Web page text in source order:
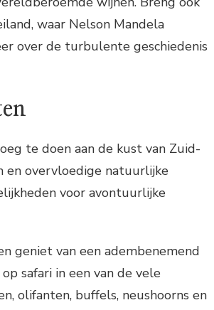
waar Nelson Mandela
over de turbulente geschiedenis
te doen aan de kust van Zuid-
en overvloedige natuurlijke
voor avontuurlijke
geniet van een adembenemend
safari in een van de vele
olifanten, buffels, neushoorns en